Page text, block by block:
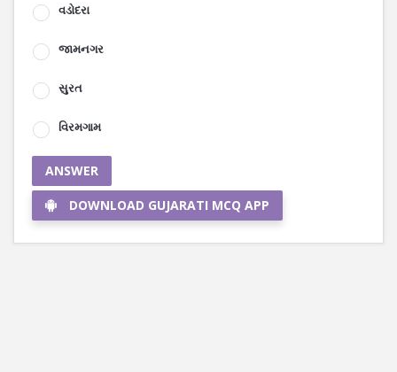
વડોદરા
જામનગર
સુરત
વિરમગામ
ANSWER
DOWNLOAD GUJARATI MCQ APP